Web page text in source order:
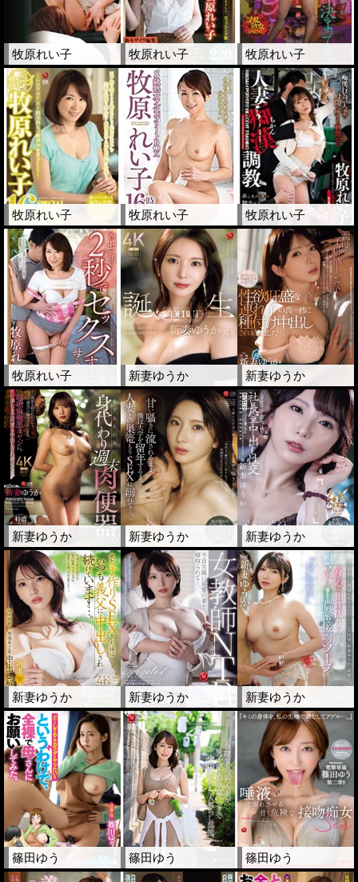
牧原れい子 牧原れい子 牧原れい子
牧原れい子 牧原れい子 牧原れい子
牧原れい子 新妻ゆうか 新妻ゆうか
新妻ゆうか 新妻ゆうか 新妻ゆうか
新妻ゆうか 新妻ゆうか 新妻ゆうか
篠田ゆう 篠田ゆう 篠田ゆう